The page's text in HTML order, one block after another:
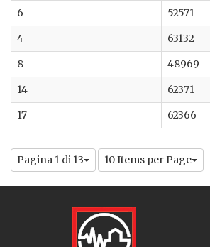
6
52571
4
63132
8
48969
14
62371
17
62366
Pagina 1 di 13 10 Items per Page